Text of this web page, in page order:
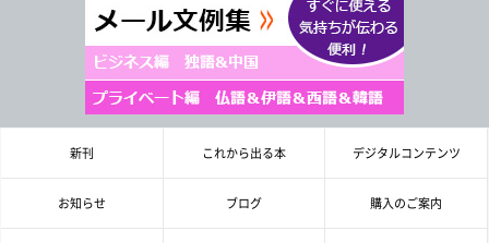
新刊 これから出る本 デジタルコンテンツ
お知らせ ブログ 購入のご案内